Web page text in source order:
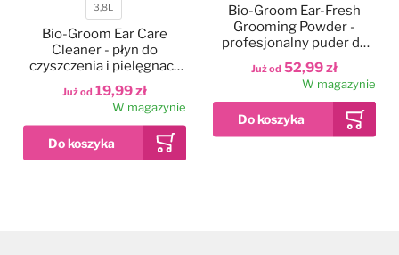
3,8L
Już od 19,99 zł
Bio-Groom Ear Care
Cleaner - płyn do
czyszczenia i pielęgnacji
uszu zwierząt
W magazynie
Już od 52,99 zł
Bio-Groom Ear-Fresh
Grooming Powder -
profesjonalny puder do
czyszczenia i pielęgnacji
uszu psa i kota
W magazynie